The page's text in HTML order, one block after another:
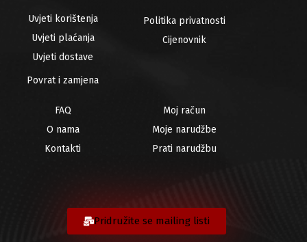
Uvjeti korištenja
Uvjeti plaćanja
Uvjeti dostave
Povrat i zamjena
Politika privatnosti
Cijenovnik
FAQ
O nama
Kontakti
Moj račun
Moje narudžbe
Prati narudžbu
Pridružite se mailing listi